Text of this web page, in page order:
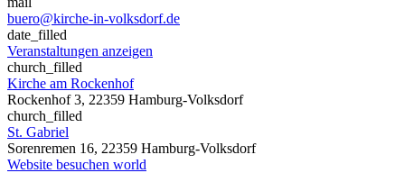
buero@kirche-in-volksdorf.de
date_filled
Veranstaltungen anzeigen
church_filled
Kirche am Rockenhof
Rockenhof 3, 22359 Hamburg-Volksdorf
church_filled
St. Gabriel
Sorenremen 16, 22359 Hamburg-Volksdorf
Website besuchen world